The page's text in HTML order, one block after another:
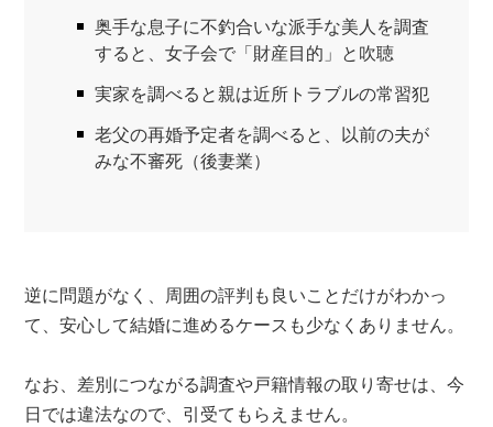
奥手な息子に不釣合いな派手な美人を調査
すると、女子会で「財産目的」と吹聴
実家を調べると親は近所トラブルの常習犯
老父の再婚予定者を調べると、以前の夫が
みな不審死（後妻業）
逆に問題がなく、周囲の評判も良いことだけがわかっ
て、安心して結婚に進めるケースも少なくありません。
なお、差別につながる調査や戸籍情報の取り寄せは、今
日では違法なので、引受てもらえません。